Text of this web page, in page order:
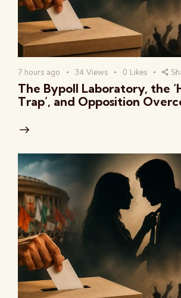
7 hours ago 34 Views 0 Likes
The Bypoll Laboratory, the
Trap’, and Opposition